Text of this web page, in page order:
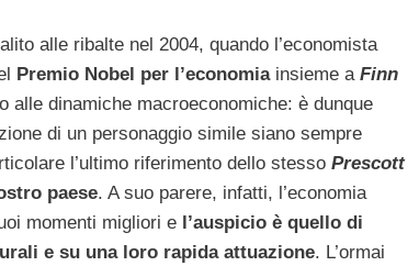
alle ribalte nel 2004, quando l’economista
Premio Nobel per l’economiainsieme a Finn
alle dinamiche macroeconomiche: è dunque
di un personaggio simile siano sempre
l’ultimo riferimento dello stesso Prescott
paese. A suo parere, infatti, l’economia
momenti migliori e l’auspicio è quello di
e su una loro rapida attuazione. L’ormai